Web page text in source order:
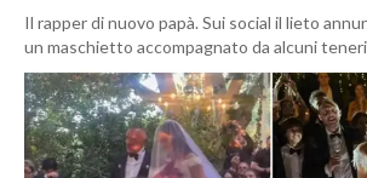
Il rapper di nuovo papà. Sui social il lieto
un maschietto accompagnato da alcuni